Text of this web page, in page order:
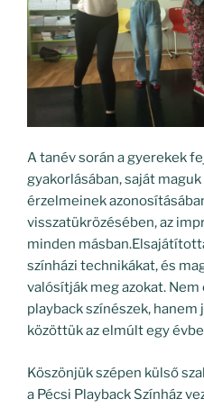
A tanév során a gyerekek
gyakorlásában, saját
érzelmeinek
visszatükrözésében, az
minden
színházi technikákat, és
valósítják meg azokat.
playback színészek,
közöttük az elmúlt egy
Köszönjük szépen külső
a Pécsi Playback Színház